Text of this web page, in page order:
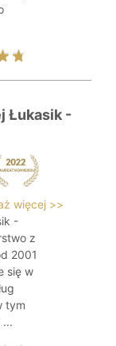
Łukasik -
więcej >>
-
z
2001
się w
tym
...